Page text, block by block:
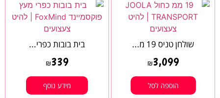
שולחן טניס 19 מ...
₪3,099
הוספה לסל
בית בובות כפרי...
₪339
מידע נוסף